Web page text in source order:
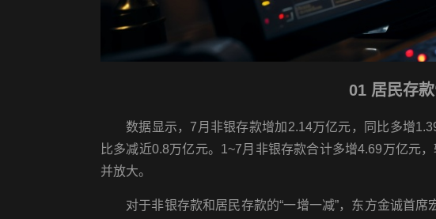
01 居民存
数据显示，7月非银存款增加2.14万亿元，同比多增
比多减近0.8万亿元。1~7月非银存款合计多增4.69万亿元
并放大。
对于非银存款和居民存款的“一增一减”，东方金诚首